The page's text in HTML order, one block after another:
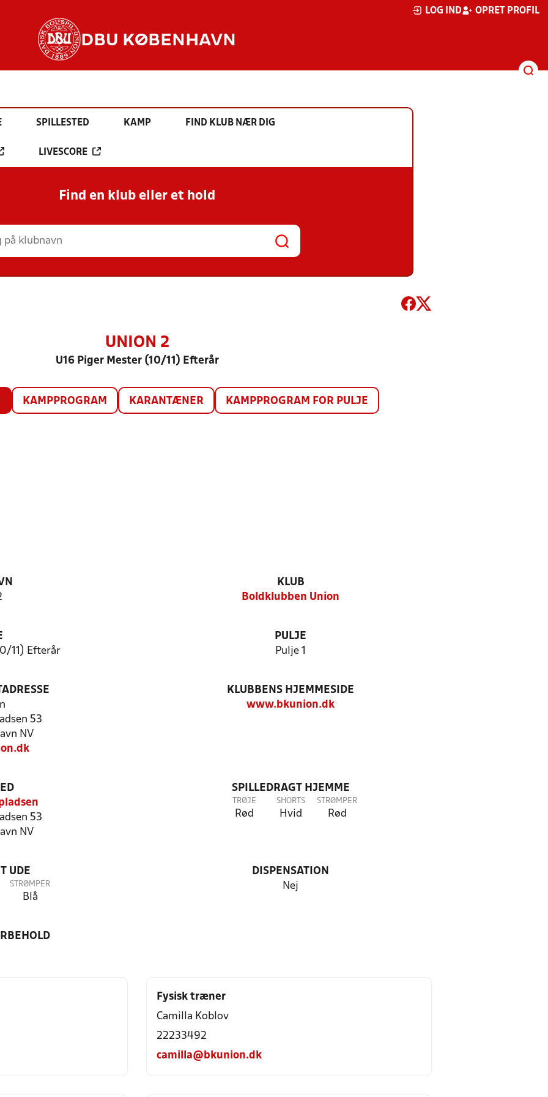
LOG IND OPRET PROFIL
DBU KØBENHAVN
SPILLESTED KAMP FIND KLUB NÆR DIG
LIVESCORE
Find en klub eller et hold
UNION 2
U16 Piger Mester (10/11) Efterår
KAMPPROGRAM KARANTÆNER KAMPPROGRAM FOR PULJE
KLUB
Boldklubben Union
11) Efterår
PULJE
Pulje 1
53
NV
KLUBBENS HJEMMESIDE
www.bkunion.dk
53
NV
SPILLEDRAGT HJEMME
TRØJE
Rød
SHORTS
Hvid
STRØMPER
Rød
UDE
STRØMPER
Blå
DISPENSATION
Nej
Fysisk træner
Camilla Koblov
22233492
camilla@bkunion.dk